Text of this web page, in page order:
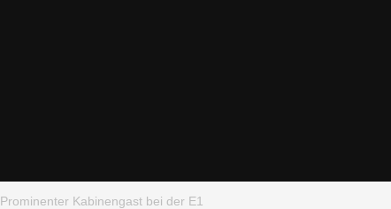
Prominenter Kabinengast bei der E1